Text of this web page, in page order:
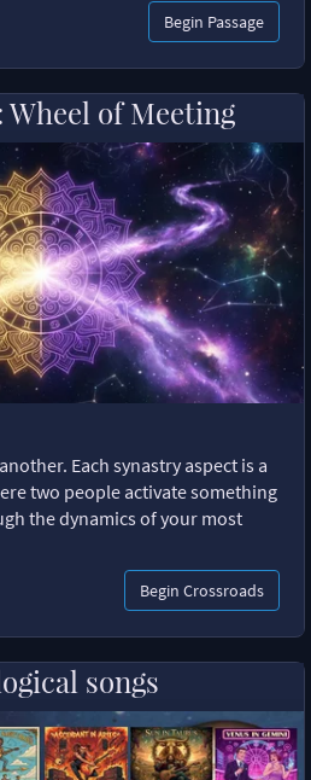
Begin Passage
Wheel of Meeting
Each synastry aspect is a
two people activate something
the dynamics of your most
Begin Crossroads
songs